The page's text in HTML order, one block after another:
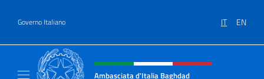
Governo Italiano IT EN
Intestazione sito, social e menù
Ambasciata d'Italia Baghdad